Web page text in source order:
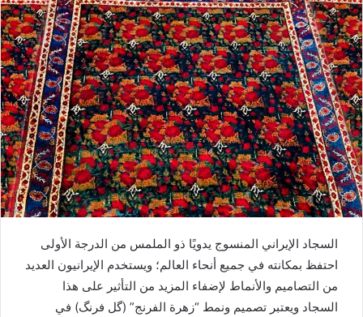
السجاد الإيراني المنسوج يدويًا ذو الملمس من الدرجة الأولى
احتفظ بمكانته في جميع أنحاء العالم؛ ويستخدم الإيرانيون العديد
من التصاميم والأنماط لإضفاء المزيد من التأثير على هذا
السجاد ويعتبر تصميم ونمط “زهرة الفرنج” (گل فرنگ) في